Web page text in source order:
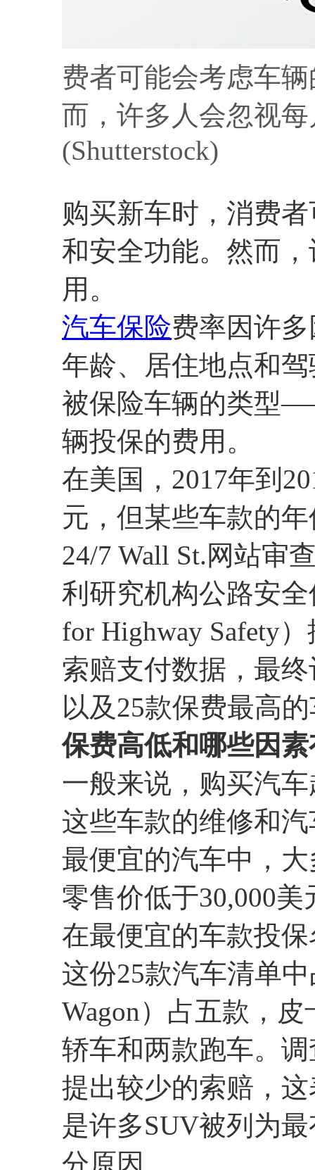
费者可能会考虑车
而，许多人会忽视
(Shutterstock)
购买新车时，消费
和安全功能。然而
用。
汽车保险费率因许
年龄、居住地点和
被保险车辆的类型
辆投保的费用。
在美国，2017年到
元，但某些车款的
24/7 Wall St.网站审
利研究机构公路安全
for Highway Safety
索赔支付数据，最
以及25款保费最高
保费高低和哪些因
一般来说，购买汽
这些车款的维修和
最便宜的汽车中，
零售价低于30,000美
在最便宜的车款投
这份25款汽车清单
Wagon）占五款，
轿车和两款跑车。
提出较少的索赔，
是许多SUV被列为
分原因。